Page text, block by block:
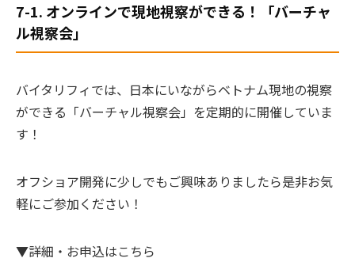
7-1. オンラインで現地視察ができる！「バーチャ
ル視察会」
バイタリフィでは、日本にいながらベトナム現地の視察
ができる「バーチャル視察会」を定期的に開催していま
す！
オフショア開発に少しでもご興味ありましたら是非お気
軽にご参加ください！
▼詳細・お申込はこちら